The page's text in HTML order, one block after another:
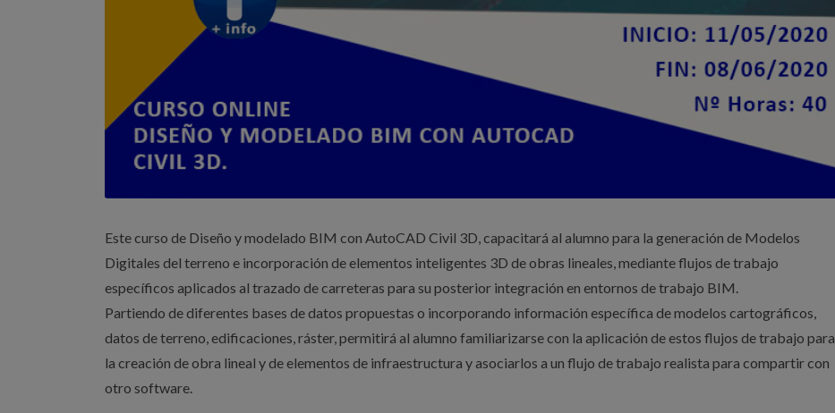
Este curso de Diseño y modelado BIM con AutoCAD Civil 3D, capacitará al alumno para la generación de Modelos
Digitales del terreno e incorporación de elementos inteligentes 3D de obras lineales, mediante flujos de trabajo
específicos aplicados al trazado de carreteras para su posterior integración en entornos de trabajo BIM.
Partiendo de diferentes bases de datos propuestas o incorporando información específica de modelos cartográficos,
datos de terreno, edificaciones, ráster, permitirá al alumno familiarizarse con la aplicación de estos flujos de trabajo para
la creación de obra lineal y de elementos de infraestructura y asociarlos a un flujo de trabajo realista para compartir con
otro software.